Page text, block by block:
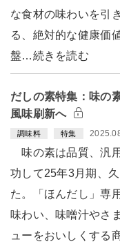
な食材の味わいを引
る、絶対的な健康価
盤…続きを読む
だしの素特集：味の
風味刷新へ
調味料 特集
味の素は品質、汎
功して25年3月期、
た。「ほんだし」専
味わい、味噌汁やさ
ューをおいしくする